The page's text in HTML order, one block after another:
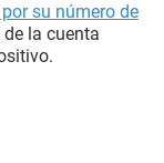
su número de
la cuenta